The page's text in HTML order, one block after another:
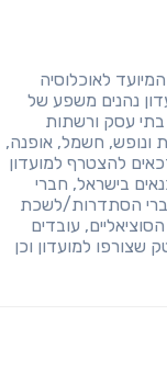
לאוכלוסיה
נהנים משפע של
הנחות והטבות קבועות -14000 בתי עסק ורשתות
ונופש, חשמל, אופנה,
להצטרף למועדון
בישראל, חברי
הסתדרות/לשכת
עובדים
למועדון וכן